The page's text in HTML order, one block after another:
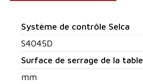
Système de contrôle Selca
S4045D
Surface de serrage de la table
mm